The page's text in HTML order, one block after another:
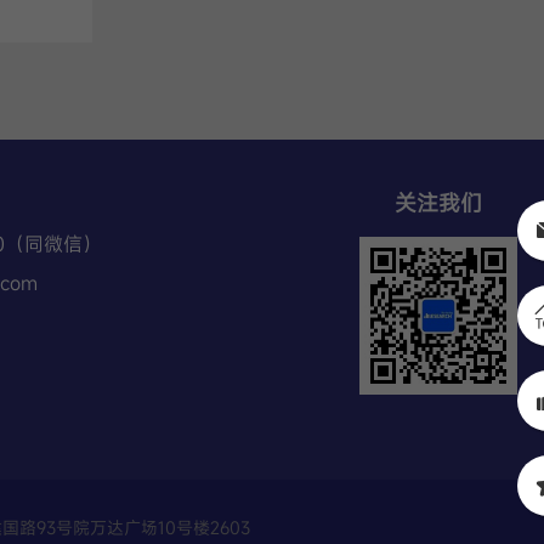
同微信）
关注我们
路93号院万达广场10号楼2603